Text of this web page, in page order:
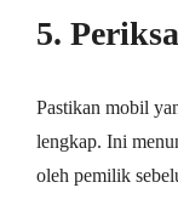
5.
Pastikan mobil
lengkap. Ini
oleh pemilik